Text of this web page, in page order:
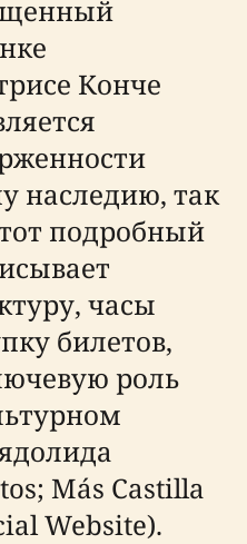
Конче
наследию, так
подробный
часы
билетов,
роль
Más Castilla
Website).